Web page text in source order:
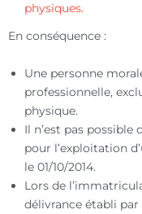
physiques.
En conséquence :
Une personne
professionnelle,
physique.
Il n’est pas
pour l’exploitation
le 01/10/2014.
Lors de
délivrance établi par